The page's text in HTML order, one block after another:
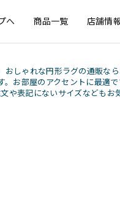
へ 商品一覧 店舗情
しゃれな円形ラグの通販なら
。お部屋のアクセントに最適
や表記にないサイズなどもお